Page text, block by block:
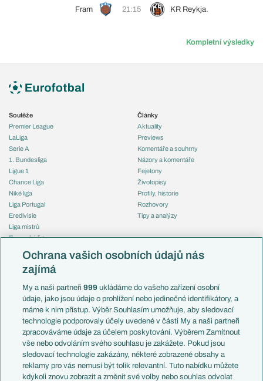
Fram 21:15 KR Reykja.
Kompletní výsledky
Soutěže
Premier League
LaLiga
Serie A
1. Bundesliga
Ligue 1
Chance Liga
Niké liga
Liga Portugal
Eredivisie
Liga mistrů
Evropská liga
Mistrovství světa
Liga národů
Témata
Představení týmů MS
EuroSkauting
PL v kostce
Evropské koeficienty
Přestupy
Přestupové spekulace
Zranění
Články
Aktuality
Previews
Komentáře a souhrny
Názory a komentáře
Fejetony
Životopisy
Profily, historie
Rozhovory
Tipy a analýzy
Česko
Francie
Itálie
Německo
Španělsko
Argentina
Brazílie
Přestupy
Zápasy
Ochrana vašich osobních údajů nás
zajímá
My a naši partneři999 ukládáme do vašeho zařízení osobní
údaje, jako jsou údaje o prohlížení nebo jedinečné identifikátory, a
máme k nim přístup. Výběr Souhlasím umožňuje, aby sledovací
technologie podporovaly účely uvedené v části My a naši partneři
zpracováváme údaje za účelem poskytování. Výběrem Zamítnout
vše nebo odvoláním svého souhlasu je zakážete. Pokud jsou
sledovací technologie zakázány, některé zobrazené obsahy a
reklamy pro vás nemusí být tolik relevantní. Tuto nabídku můžete
kdykoli znovu zobrazit a změnit své volby nebo souhlas odvolat